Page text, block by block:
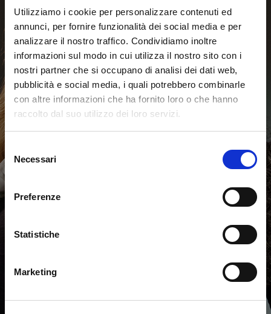
Utilizziamo i cookie per personalizzare contenuti ed
annunci, per fornire funzionalità dei social media e per
analizzare il nostro traffico. Condividiamo inoltre
informazioni sul modo in cui utilizza il nostro sito con i
nostri partner che si occupano di analisi dei dati web,
pubblicità e social media, i quali potrebbero combinarle
con altre informazioni che ha fornito loro o che hanno
raccolto dal suo utilizzo dei loro servizi.
del
consenso
Necessari
Preferenze
Statistiche
Marketing
Test Online
inizia ora il test online adattivo